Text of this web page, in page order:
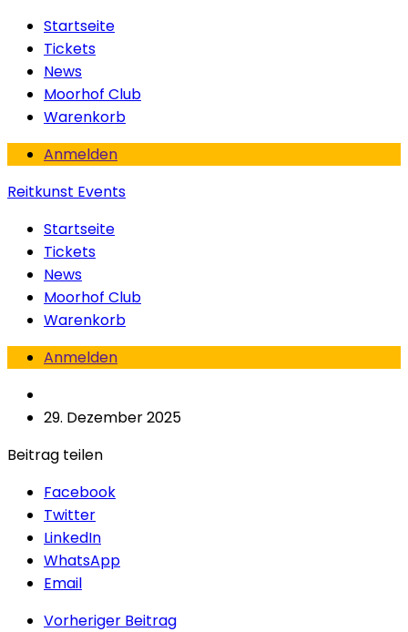
Startseite
Tickets
News
Moorhof Club
Warenkorb
Anmelden
Reitkunst Events
Startseite
Tickets
News
Moorhof Club
Warenkorb
Anmelden
29. Dezember 2025
Beitrag teilen
Facebook
Twitter
LinkedIn
WhatsApp
Email
Vorheriger Beitrag